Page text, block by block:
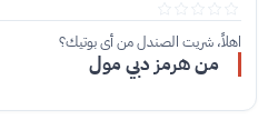
اهلاً، شريت الصندل من أي بوتيك؟
من هرمز دبي مول